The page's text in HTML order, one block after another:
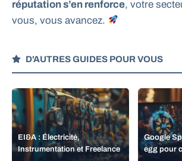
réputation s’en renforce, votre
vous, vous avancez.
D'AUTRES GUIDES POUR VOUS
EI&A : Électricité,
Instrumentation et Freelance
Google
egg pour